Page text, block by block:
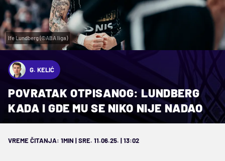
Ife Lundberg (©ABA liga)
G. KELIĆ
POVRATAK OTPISANOG: LUNDBERG
KADA I GDE MU SE NIKO NIJE NADAO
VREME ČITANJA: 1MIN | SRE. 11.06.25. | 13:02